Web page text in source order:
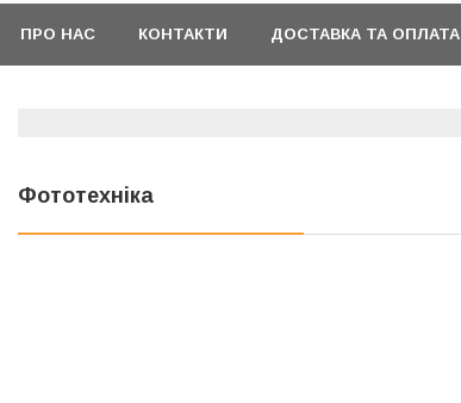
ПРО НАС КОНТАКТИ ДОСТАВКА ТА ОПЛАТА
Фототехніка